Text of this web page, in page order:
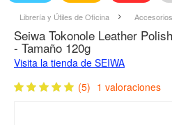
Librería y Útiles de Oficina
Seiwa Tokonole Leather
- Tamaño 120g
Visita la tienda de SEIWA
(5) 1 valoraciones